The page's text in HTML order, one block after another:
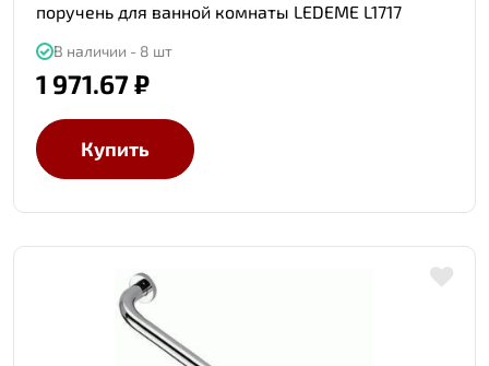
поручень для ванной комнаты LEDEME L1717
В наличии - 8 шт
1 971.67 ₽
Купить